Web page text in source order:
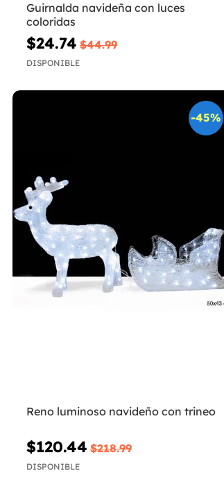
Guirnalda navideña con luces
coloridas
$24.74 $44.99
DISPONIBLE
-45%
Reno luminoso navideño con trineo
$120.44 $218.99
DISPONIBLE